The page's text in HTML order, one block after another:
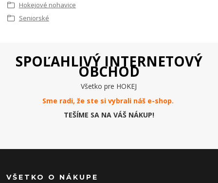
Hokejové nohavice
Seniorské
SPOĽAHLIVÝ INTERNETOVÝ
OBCHOD
Všetko pre HOKEJ
Sme radi, že ste si vybrali náš e-shop.
TEŠÍME SA NA VÁŠ NÁKUP!
VŠETKO O NÁKUPE